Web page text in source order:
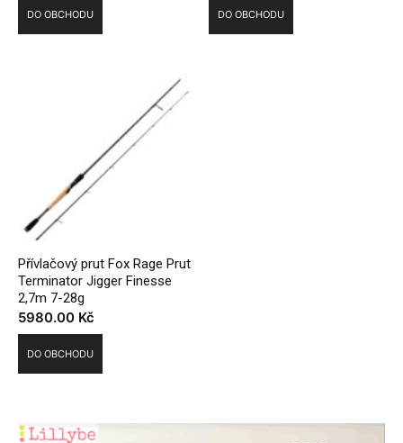
DO OBCHODU DO OBCHODU
Přívlačový prut Fox Rage Prut
Terminator Jigger Finesse
2,7m 7-28g
5980.00 Kč
DO OBCHODU